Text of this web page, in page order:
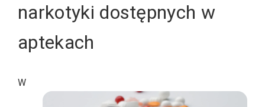
narkotyki dostępnych w
aptekach
W